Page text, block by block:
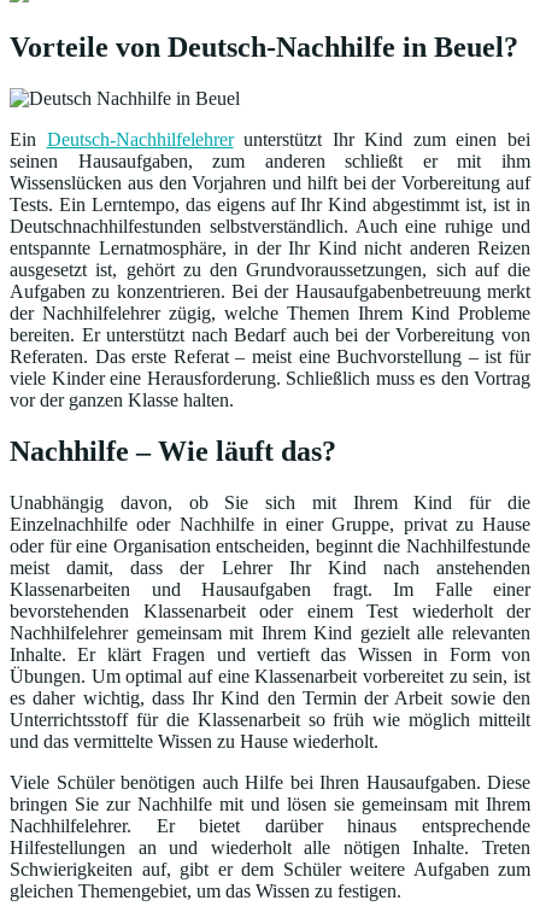
Vorteile von Deutsch-Nachhilfe in Beuel?
Ein Deutsch-Nachhilfelehrerunterstützt Ihr Kind zum einen bei
seinen Hausaufgaben, zum anderen schließt er mit ihm
Wissenslücken aus den Vorjahren und hilft bei der Vorbereitung auf
Tests. Ein Lerntempo, das eigens auf Ihr Kind abgestimmt ist, ist in
Deutschnachhilfestunden selbstverständlich. Auch eine ruhige und
entspannte Lernatmosphäre, in der Ihr Kind nicht anderen Reizen
ausgesetzt ist, gehört zu den Grundvoraussetzungen, sich auf die
Aufgaben zu konzentrieren. Bei der Hausaufgabenbetreuung merkt
der Nachhilfelehrer zügig, welche Themen Ihrem Kind Probleme
bereiten. Er unterstützt nach Bedarf auch bei der Vorbereitung von
Referaten. Das erste Referat – meist eine Buchvorstellung – ist für
viele Kinder eine Herausforderung. Schließlich muss es den Vortrag
vor der ganzen Klasse halten.
Nachhilfe – Wie läuft das?
Unabhängig davon, ob Sie sich mit Ihrem Kind für die
Einzelnachhilfe oder Nachhilfe in einer Gruppe, privat zu Hause
oder für eine Organisation entscheiden, beginnt die Nachhilfestunde
meist damit, dass der Lehrer Ihr Kind nach anstehenden
Klassenarbeiten und Hausaufgaben fragt. Im Falle einer
bevorstehenden Klassenarbeit oder einem Test wiederholt der
Nachhilfelehrer gemeinsam mit Ihrem Kind gezielt alle relevanten
Inhalte. Er klärt Fragen und vertieft das Wissen in Form von
Übungen. Um optimal auf eine Klassenarbeit vorbereitet zu sein, ist
es daher wichtig, dass Ihr Kind den Termin der Arbeit sowie den
Unterrichtsstoff für die Klassenarbeit so früh wie möglich mitteilt
und das vermittelte Wissen zu Hause wiederholt.
Viele Schüler benötigen auch Hilfe bei Ihren Hausaufgaben. Diese
bringen Sie zur Nachhilfe mit und lösen sie gemeinsam mit Ihrem
Nachhilfelehrer. Er bietet darüber hinaus entsprechende
Hilfestellungen an und wiederholt alle nötigen Inhalte. Treten
Schwierigkeiten auf, gibt er dem Schüler weitere Aufgaben zum
gleichen Themengebiet, um das Wissen zu festigen.